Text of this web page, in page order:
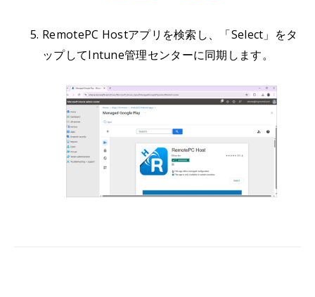
RemotePC Hostアプリを検索し、「Select」をタ
ップしてIntune管理センターに同期します。